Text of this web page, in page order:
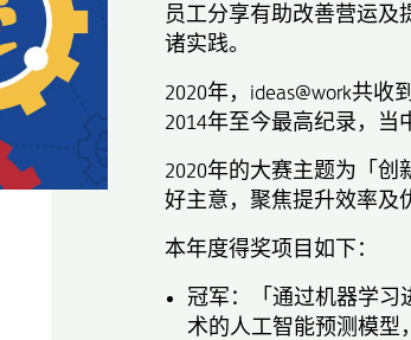
员工分享有助改善营运及
诸实践。
2020年，ideas@work共
2014年至今最高纪录，当
2020年的大赛主题为「
好主意，聚焦提升效率及
本年度得奖项目如下：
冠军：「通过机器学
术的人工智能预测模型